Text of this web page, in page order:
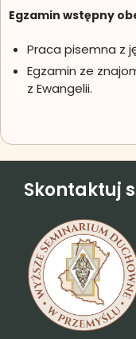
Egzamin wstępny
Praca pisemna z
Egzamin ze
z Ewangelii.
Skontaktuj